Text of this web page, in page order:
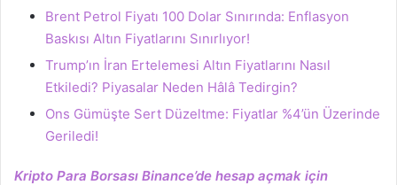
Brent Petrol Fiyatı 100 Dolar Sınırında: Enflasyon
Baskısı Altın Fiyatlarını Sınırlıyor!
Trump’ın İran Ertelemesi Altın Fiyatlarını Nasıl
Etkiledi? Piyasalar Neden Hâlâ Tedirgin?
Ons Gümüşte Sert Düzeltme: Fiyatlar %4’ün Üzerinde
Geriledi!
Kripto Para Borsası Binance’de hesap açmak için